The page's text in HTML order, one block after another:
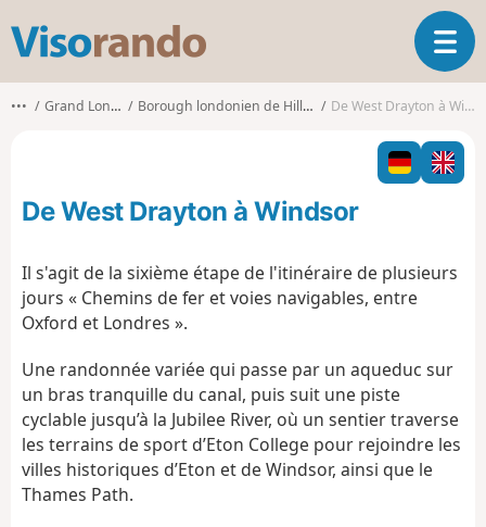
s
o
o
O
u
v
i
r
l
v
t
o
n
••• Grand Londres Borough londonien de Hillingdon De West Drayton à Windsor
De West Drayton à Windsor
Il s'agit de la sixième étape de l'itinéraire de plusieurs
jours « Chemins de fer et voies navigables, entre
Oxford et Londres ».
Une randonnée variée qui passe par un aqueduc sur
un bras tranquille du canal, puis suit une piste
cyclable jusqu’à la Jubilee River, où un sentier traverse
les terrains de sport d’Eton College pour rejoindre les
villes historiques d’Eton et de Windsor, ainsi que le
Thames Path.